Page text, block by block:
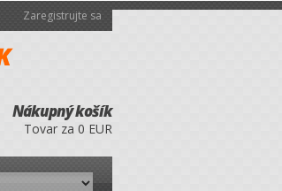
Zaregistrujte sa
Nákupný košík
Tovar za 0 EUR